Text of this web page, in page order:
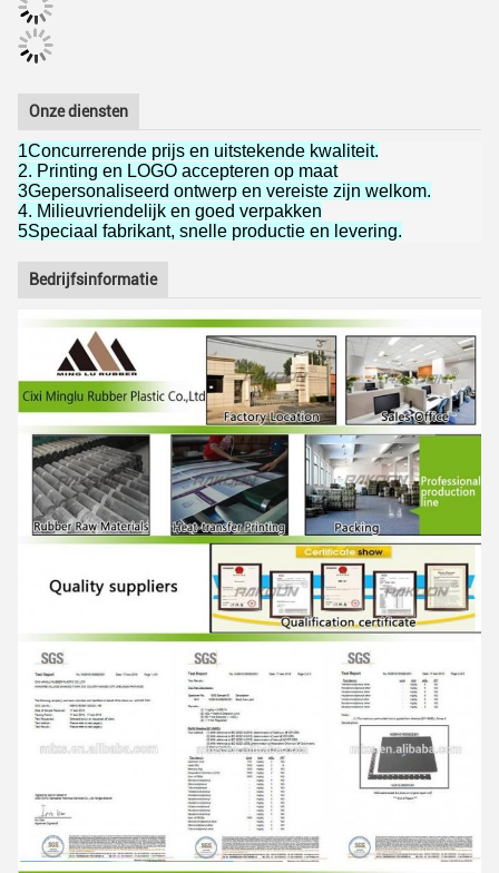
Onze diensten
1Concurrerende prijs en uitstekende kwaliteit.
2. Printing en LOGO accepteren op maat
3Gepersonaliseerd ontwerp en vereiste zijn welkom.
4. Milieuvriendelijk en goed verpakken
5Speciaal fabrikant, snelle productie en levering.
Bedrijfsinformatie